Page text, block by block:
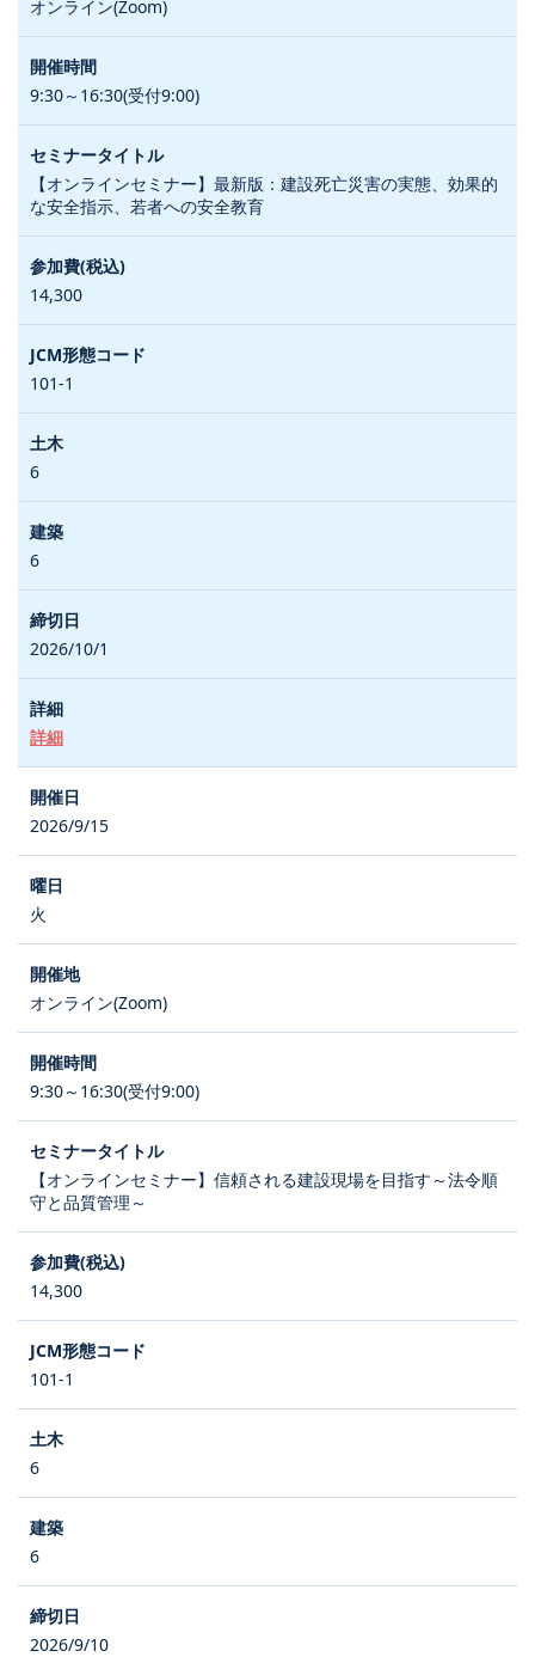
オンライン(Zoom)
9:30～16:30(受付9:00)
【オンラインセミナー】最新版：建設死亡災害の実態、効果的
な安全指示、若者への安全教育
14,300
101-1
6
6
2026/10/1
詳細
2026/9/15
火
オンライン(Zoom)
9:30～16:30(受付9:00)
【オンラインセミナー】信頼される建設現場を目指す～法令順
守と品質管理～
14,300
101-1
6
6
2026/9/10